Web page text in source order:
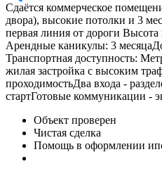
Сдаётся коммерческое
двора), высокие потолки и 3
первая линия от дороги
Арендные каникулы: 3
Транспортная доступность:
жилая застройка с высоким
проходимостьДва входа -
стартГотовые коммуникации -
Объект проверен
Чистая сделка
Помощь в оформлении